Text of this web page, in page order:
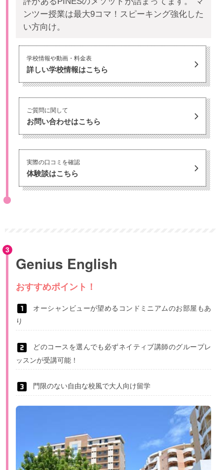
ンツー授業は最大9コマ！スピーキング強化した
い方向け。
学校情報や動画・料金表
詳しい学校情報はこちら
ご質問に関して
お問い合わせはこちら
実際の口コミを確認
体験談はこちら
Genius English
おすすめポイント！
オーシャンビューが望めるコンドミニアムのお部屋もあ
り
どのコースを選んでも必ずネイティブ講師のグループレ
ッスンが受講可能！
門限のない自由な校風で大人向け留学